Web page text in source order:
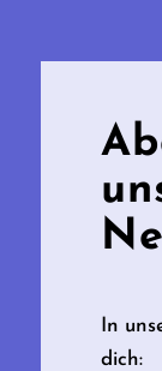
In
dich: